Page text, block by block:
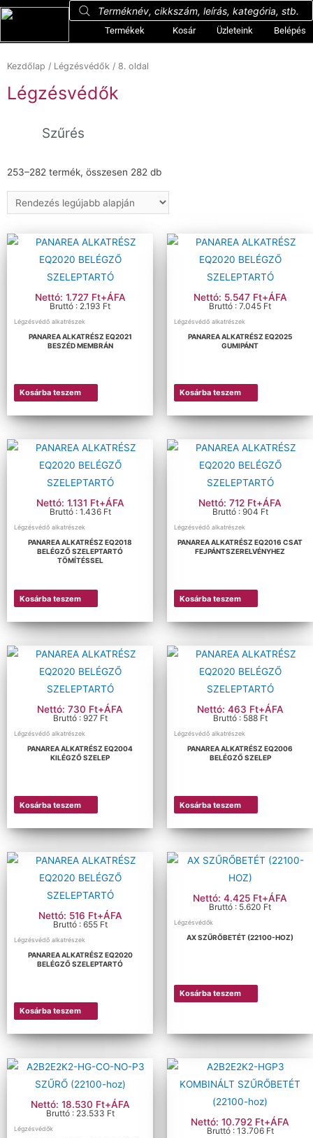
Termékek Kosár Üzleteink Belépés
Kezdőlap / Légzésvédők / 8. oldal
Légzésvédők
Szűrés
3M™ légzésvédők
Félálarcok
Légzésvédő alkatrészek
Portwest maszkok
SupAir® pormaszkok
SupAir® álarcok, szűrőbetétek
Szűrőbetétek
Teljes álarcok
Ár szerinti szűrés
Szűrés
Méret szerinti szűrés
253–282 termék, összesen 282 db
Nettó: 1.727 Ft+ÁFA
Bruttó : 2.193 Ft
Légzésvédő alkatrészek
PANAREA ALKATRÉSZ EQ2021
BESZÉD MEMBRÁN
Kosárba teszem
Nettó: 5.547 Ft+ÁFA
Bruttó : 7.045 Ft
Légzésvédő alkatrészek
PANAREA ALKATRÉSZ EQ2025
GUMIPÁNT
Kosárba teszem
Nettó: 1.131 Ft+ÁFA
Bruttó : 1.436 Ft
Légzésvédő alkatrészek
PANAREA ALKATRÉSZ EQ2018
BELÉGZŐ SZELEPTARTÓ
TÖMÍTÉSSEL
Kosárba teszem
Nettó: 712 Ft+ÁFA
Bruttó : 904 Ft
Légzésvédő alkatrészek
PANAREA ALKATRÉSZ EQ2016 CSAT
FEJPÁNTSZERELVÉNYHEZ
Kosárba teszem
Nettó: 730 Ft+ÁFA
Bruttó : 927 Ft
Légzésvédő alkatrészek
PANAREA ALKATRÉSZ EQ2004
KILÉGZŐ SZELEP
Kosárba teszem
Nettó: 463 Ft+ÁFA
Bruttó : 588 Ft
Légzésvédő alkatrészek
PANAREA ALKATRÉSZ EQ2006
BELÉGZŐ SZELEP
Kosárba teszem
Nettó: 516 Ft+ÁFA
Bruttó : 655 Ft
Légzésvédő alkatrészek
PANAREA ALKATRÉSZ EQ2020
BELÉGZŐ SZELEPTARTÓ
Kosárba teszem
Nettó: 4.425 Ft+ÁFA
Bruttó : 5.620 Ft
Légzésvédők
AX SZŰRŐBETÉT (22100-HOZ)
Kosárba teszem
Nettó: 18.530 Ft+ÁFA
Bruttó : 23.533 Ft
Légzésvédők
Nettó: 10.792 Ft+ÁFA
Bruttó : 13.706 Ft